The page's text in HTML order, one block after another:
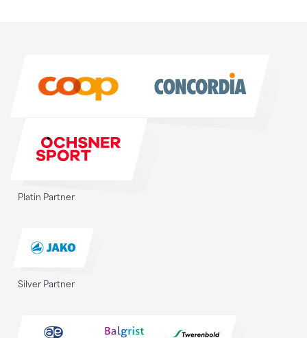
Platin Partner
Silver Partner